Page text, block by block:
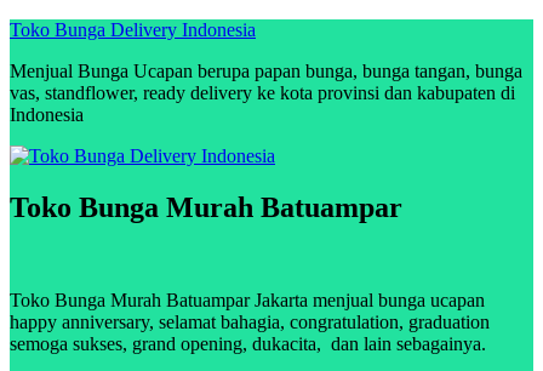
Skip
content
Toko Bunga Delivery Indonesia
Menjual Bunga Ucapan berupa papan bunga, bunga tangan, bunga
vas, standflower, ready delivery ke kota provinsi dan kabupaten di
Indonesia
Toko Bunga Murah Batuampar
Toko Bunga Murah Batuampar Jakarta menjual bunga ucapan
happy anniversary, selamat bahagia, congratulation, graduation
semoga sukses, grand opening, dukacita, dan lain sebagainya.